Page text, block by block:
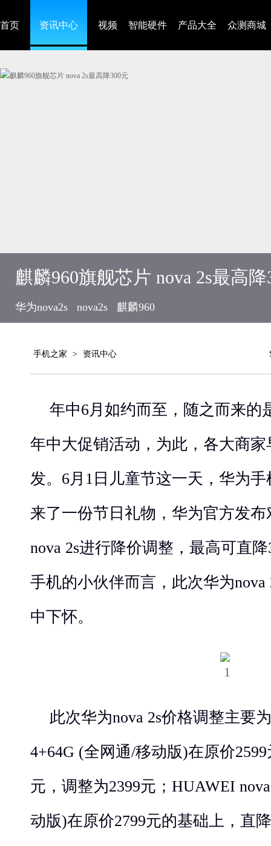
首页 资讯中心 视频 智能硬件 产品大全 众测商城
麒麟960旗舰芯片 nova 2s最高降
华为nova2s nova2s 麒麟960
手机之家 > 资讯中心
年中6月如约而至，随之而来的
年中大促销活动，为此，各大商
发。6月1日儿童节这一天，华为
来了一份节日礼物，华为官方发
nova 2s进行降价调整，最高可直
手机的小伙伴而言，此次华为
中下怀。
此次华为nova 2s价格调整主要
4+64G (全网通/移动版)在原价
元，调整为2399元；HUAWEI
动版)在原价2799元的基础上，直